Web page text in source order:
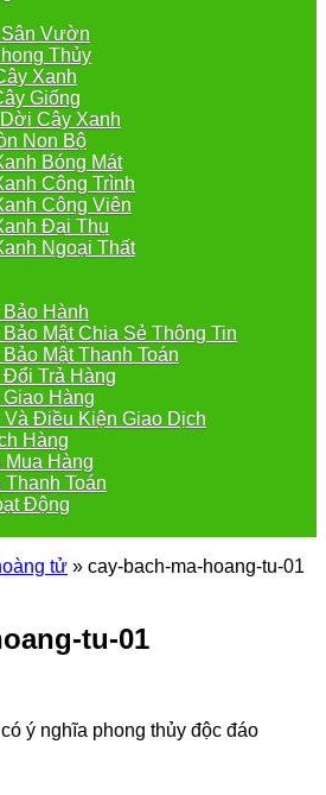
Vườn
Thủy
Xanh
Giống
Cây Xanh
Non Bộ
Bóng Mát
Công Trình
Công Viên
Đại Thụ
Ngoại Thất
Hành
Mật Chia Sẻ Thông Tin
Mật Thanh Toán
Trả Hàng
Hàng
Điều Kiện Giao Dịch
Hàng
Hàng
Toán
Động
tử » cay-bach-ma-hoang-tu-01
tu-01
ý nghĩa phong thủy độc đáo